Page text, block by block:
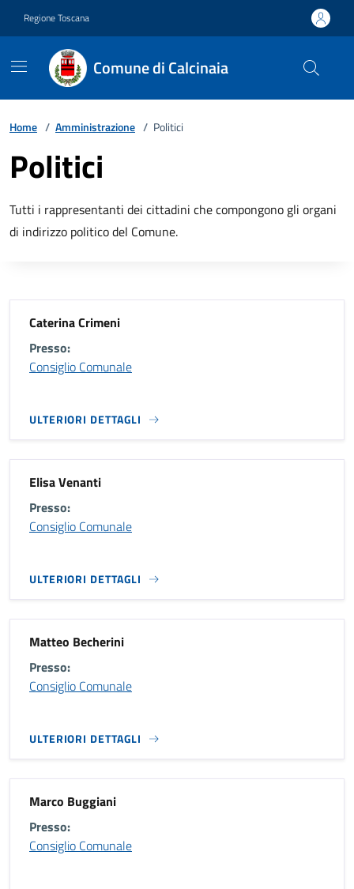
Regione Toscana
Comune di Calcinaia
Home / Amministrazione / Politici
Politici
Tutti i rappresentanti dei cittadini che compongono gli organi
di indirizzo politico del Comune.
Caterina Crimeni
Presso:
Consiglio Comunale
ULTERIORI DETTAGLI
Elisa Venanti
Presso:
Consiglio Comunale
ULTERIORI DETTAGLI
Matteo Becherini
Presso:
Consiglio Comunale
ULTERIORI DETTAGLI
Marco Buggiani
Presso:
Consiglio Comunale